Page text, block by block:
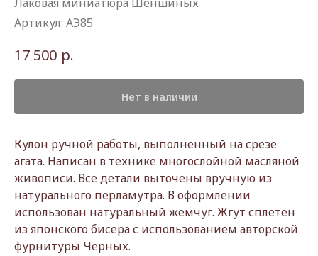
Артикул: АЭ85
17 500 р.
Нет в наличии
Кулон ручной работы, выполненный на срезе
агата. Написан в технике многослойной масляной
живописи. Все детали выточены вручную из
натурального перламутра. В оформлении
использован натуральный жемчуг. Жгут сплетен
из японского бисера с использованием авторской
фурнитуры Черных.